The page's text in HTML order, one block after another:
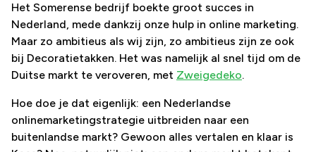
Het Somerense bedrijf boekte groot succes in
Nederland, mede dankzij onze hulp in online marketing.
Maar zo ambitieus als wij zijn, zo ambitieus zijn ze ook
bij Decoratietakken. Het was namelijk al snel tijd om de
Duitse markt te veroveren, met Zweigedeko.
Hoe doe je dat eigenlijk: een Nederlandse
onlinemarketingstrategie uitbreiden naar een
buitenlandse markt? Gewoon alles vertalen en klaar is